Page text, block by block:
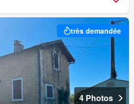
très demandée
4 Photos